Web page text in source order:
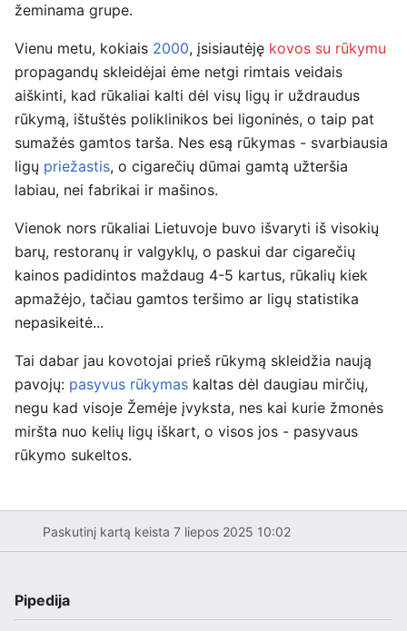
žeminama grupe.
Vienu metu, kokiais 2000, įsisiautėję kovos su rūkymu
propagandų skleidėjai ėme netgi rimtais veidais
aiškinti, kad rūkaliai kalti dėl visų ligų ir uždraudus
rūkymą, ištuštės poliklinikos bei ligoninės, o taip pat
sumažės gamtos tarša. Nes esą rūkymas - svarbiausia
ligų priežastis, o cigarečių dūmai gamtą užteršia
labiau, nei fabrikai ir mašinos.
Vienok nors rūkaliai Lietuvoje buvo išvaryti iš visokių
barų, restoranų ir valgyklų, o paskui dar cigarečių
kainos padidintos maždaug 4-5 kartus, rūkalių kiek
apmažėjo, tačiau gamtos teršimo ar ligų statistika
nepasikeitė...
Tai dabar jau kovotojai prieš rūkymą skleidžia naują
pavojų: pasyvus rūkymas kaltas dėl daugiau mirčių,
negu kad visoje Žemėje įvyksta, nes kai kurie žmonės
miršta nuo kelių ligų iškart, o visos jos - pasyvaus
rūkymo sukeltos.
Paskutinį kartą keista 7 liepos 2025 10:02
Pipedija